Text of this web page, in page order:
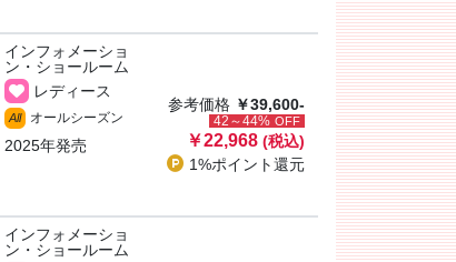
インフォメーショ
ン・ショールーム
レディース
All オールシーズン
2025年発売
参考価格 ￥39,600-
42～44% OFF
￥22,968 (税込)
1%ポイント還元
インフォメーショ
ン・ショールーム